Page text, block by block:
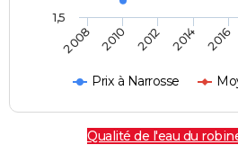
Prix à Narrosse
2008 2010 2012 2014 2016
1,5
Qualité de l'eau du